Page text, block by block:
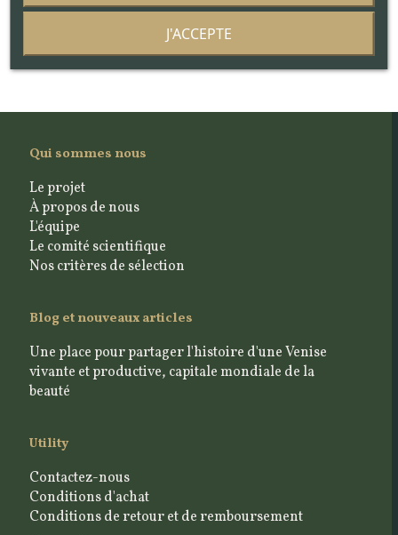
Qui sommes nous
Le projet
À propos de nous
L'équipe
Le comité scientifique
Nos critères de sélection
Blog et nouveaux articles
Une place pour partager l'histoire d'une Venise
vivante et productive, capitale mondiale de la
beauté
Utility
Contactez-nous
Conditions d'achat
Conditions de retour et de remboursement
J'ACCEPTE